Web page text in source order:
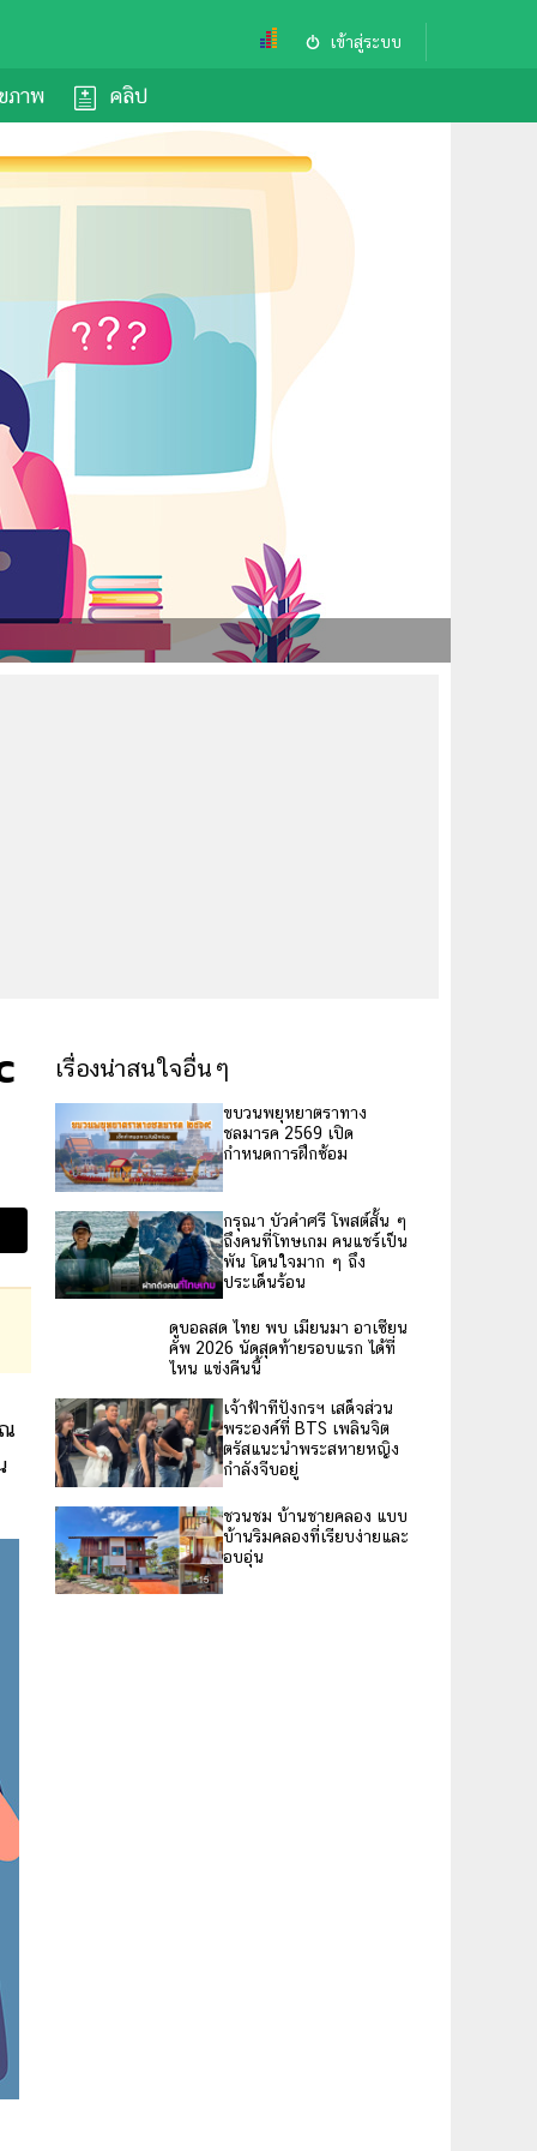
เข้าสู่ระบบ
ภาพ คลิป
เรื่องน่าสนใจอื่นๆ
ขบวนพยุหยาตราทาง
ชลมารค 2569 เปิด
กำหนดการฝึกซ้อม
กรุณา บัวคำศรี โพสต์สั้น ๆ
ถึงคนที่โทษเกม คนแชร์เป็น
พัน โดนใจมาก ๆ ถึง
ประเด็นร้อน
ดูบอลสด ไทย พบ เมียนมา อาเซียน
คัพ 2026 นัดสุดท้ายรอบแรก ได้ที่
ไหน แข่งคืนนี้
เจ้าฟ้าทีปังกรฯ เสด็จส่วน
พระองค์ที่ BTS เพลินจิต
ตรัสแนะนำพระสหายหญิง
กำลังจีบอยู่
ชวนชม บ้านชายคลอง แบบ
บ้านริมคลองที่เรียบง่ายและ
อบอุ่น